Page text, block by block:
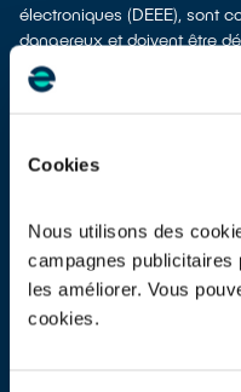
Cookies
Nous utilisons des
campagnes
les améliorer. Vous
cookies.
électroniques (DEEE), sont
dangereux et doivent être
doivent pas être envoyés
que les emballages
vos appareils électriques
réparable
apport en déchetterie
reprise à la livraisonsi vous
équivalent neuf